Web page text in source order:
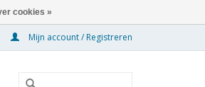
Mijn account / Registreren
cookies »